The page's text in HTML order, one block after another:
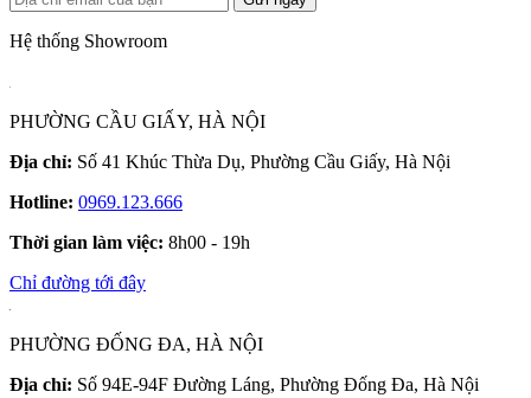
Hệ thống Showroom
PHƯỜNG CẦU GIẤY, HÀ NỘI
Địa chỉ: Số 41 Khúc Thừa Dụ, Phường Cầu Giấy, Hà Nội
Hotline: 0969.123.666
Thời gian làm việc: 8h00 - 19h
Chỉ đường tới đây
PHƯỜNG ĐỐNG ĐA, HÀ NỘI
Địa chỉ: Số 94E-94F Đường Láng, Phường Đống Đa, Hà Nội